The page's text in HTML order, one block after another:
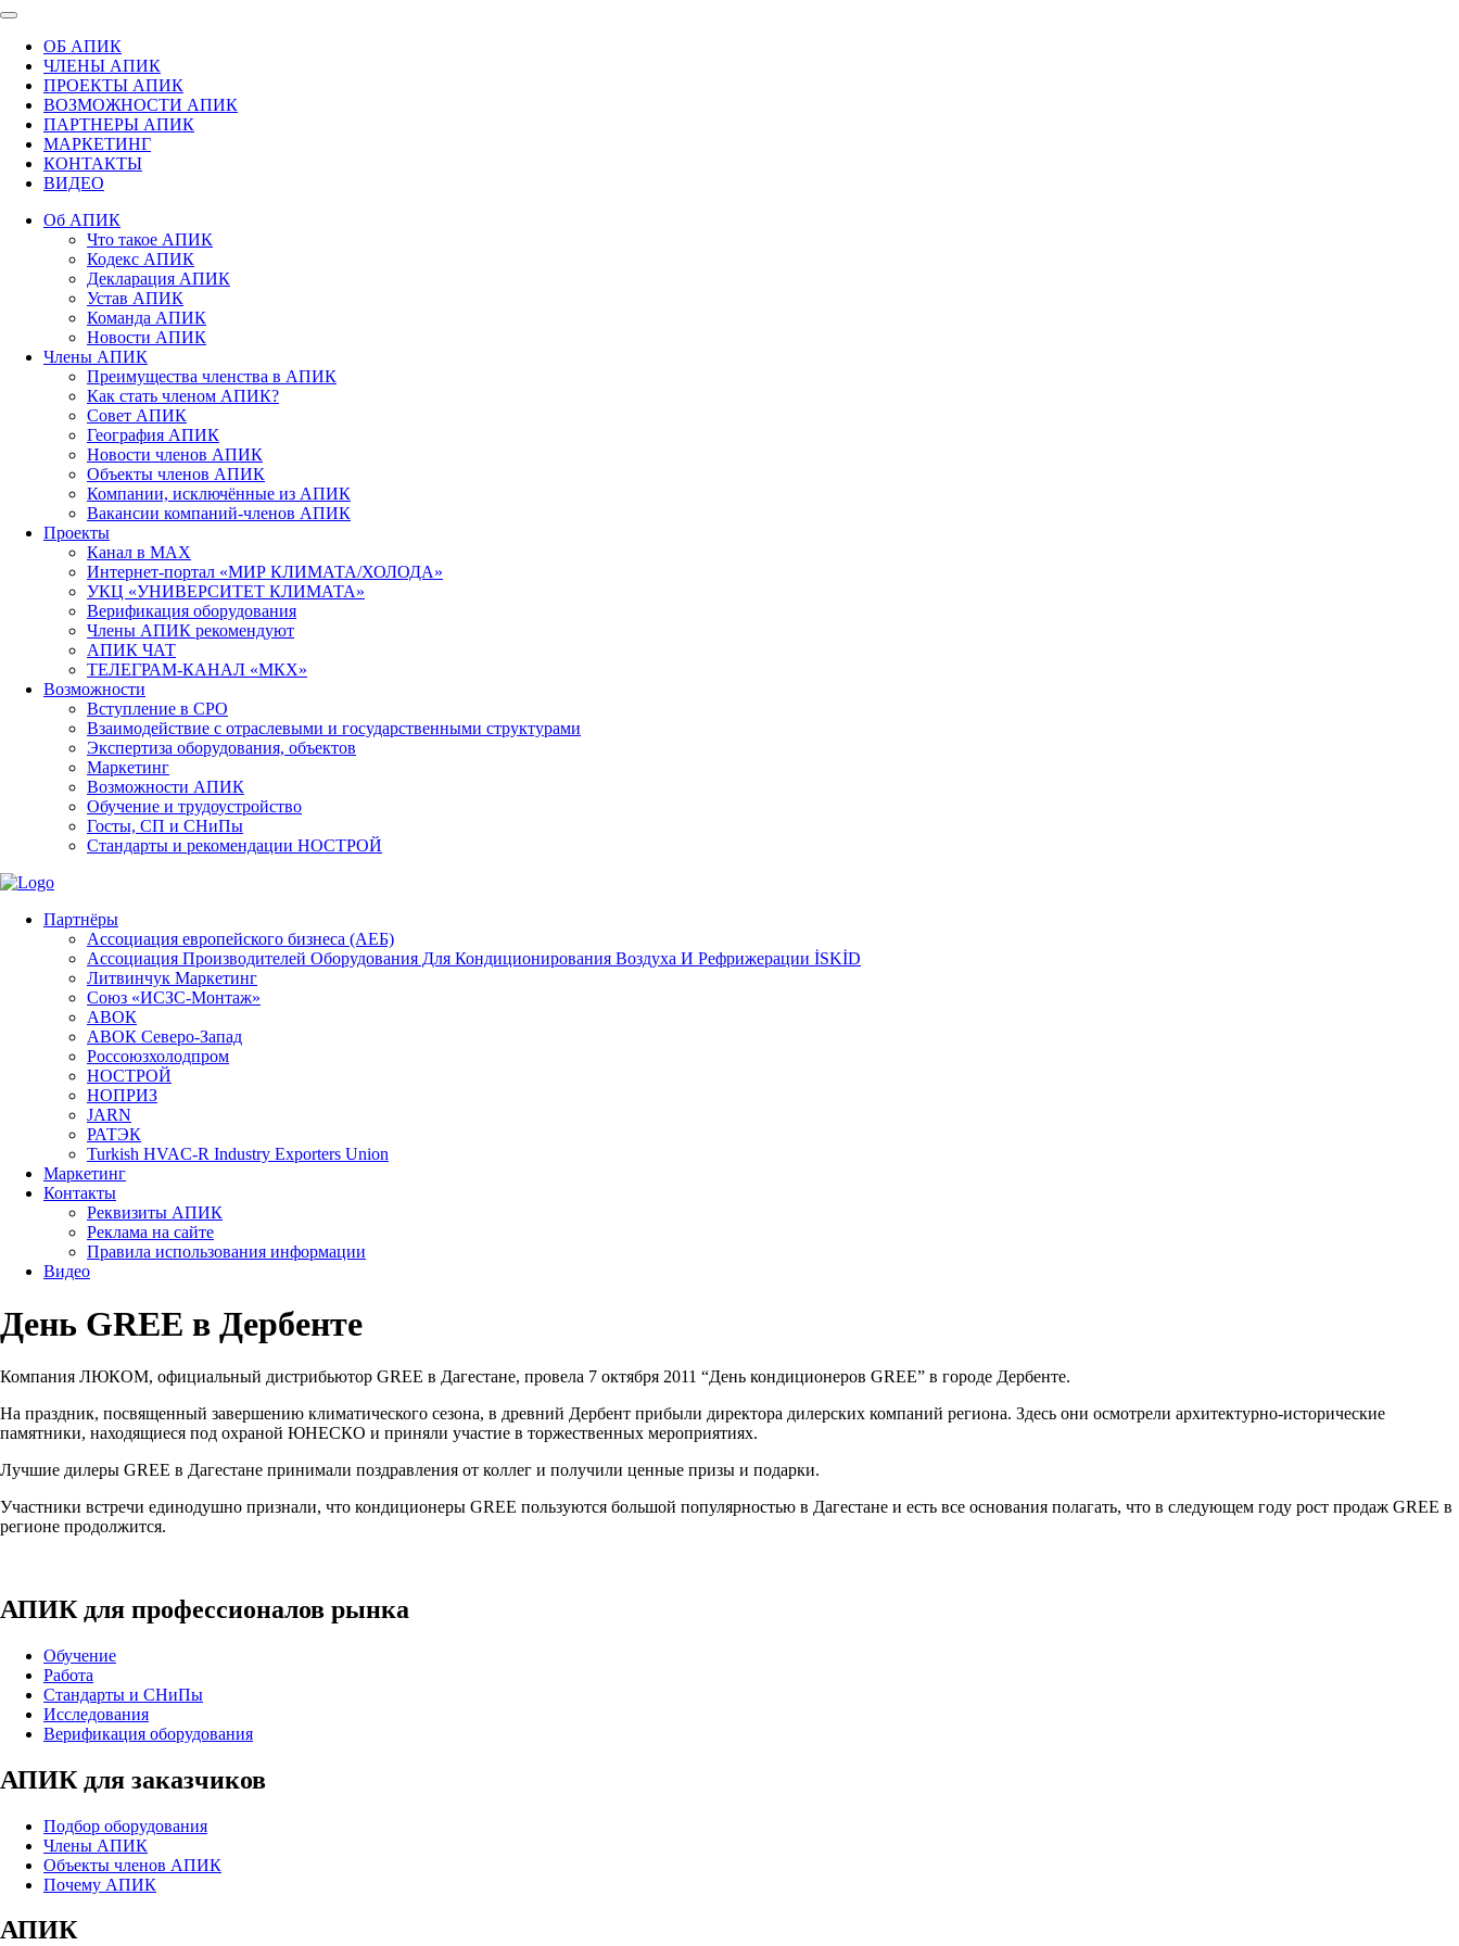
ОБ АПИК
ЧЛЕНЫ АПИК
ПРОЕКТЫ АПИК
ВОЗМОЖНОСТИ АПИК
ПАРТНЕРЫ АПИК
МАРКЕТИНГ
КОНТАКТЫ
ВИДЕО
Об АПИК
Что такое АПИК
Кодекс АПИК
Декларация АПИК
Устав АПИК
Команда АПИК
Новости АПИК
Члены АПИК
Преимущества членства в АПИК
Как стать членом АПИК?
Совет АПИК
География АПИК
Новости членов АПИК
Объекты членов АПИК
Компании, исключённые из АПИК
Вакансии компаний-членов АПИК
Проекты
Канал в MAX
Интернет-портал «МИР КЛИМАТА/ХОЛОДА»
УКЦ «УНИВЕРСИТЕТ КЛИМАТА»
Верификация оборудования
Члены АПИК рекомендуют
АПИК ЧАТ
ТЕЛЕГРАМ-КАНАЛ «МКХ»
Возможности
Вступление в СРО
Взаимодействие с отраслевыми и государственными структурами
Экспертиза оборудования, объектов
Маркетинг
Возможности АПИК
Обучение и трудоустройство
Госты, СП и СНиПы
Стандарты и рекомендации НОСТРОЙ
Партнёры
Ассоциация европейского бизнеса (АЕБ)
Aссоциация Производителей Оборудования Для Кондиционирования Воздуха И Рефрижерации İSKİD
Литвинчук Маркетинг
Союз «ИСЗС-Монтаж»
АВОК
АВОК Северо-Запад
Россоюзхолодпром
НОСТРОЙ
НОПРИЗ
JARN
РАТЭК
Turkish HVAC-R Industry Exporters Union
Маркетинг
Контакты
Реквизиты АПИК
Реклама на сайте
Правила использования информации
Видео
День GREE в Дербенте
Компания ЛЮКОМ, официальный дистрибьютор GREE в Дагестане, провела 7 октября 2011 “День кондиционеров GREE” в городе Дербенте.
На праздник, посвященный завершению климатического сезона, в древний Дербент прибыли директора дилерских компаний региона. Здесь они осмотрели архитектурно-исторические
памятники, находящиеся под охраной ЮНЕСКО и приняли участие в торжественных мероприятиях.
Лучшие дилеры GREE в Дагестане принимали поздравления от коллег и получили ценные призы и подарки.
Участники встречи единодушно признали, что кондиционеры GREE пользуются большой популярностью в Дагестане и есть все основания полагать, что в следующем году рост продаж GREE в
регионе продолжится.
АПИК для профессионалов рынка
Обучение
Работа
Стандарты и СНиПы
Исследования
Верификация оборудования
АПИК для заказчиков
Подбор оборудования
Члены АПИК
Объекты членов АПИК
Почему АПИК
АПИК